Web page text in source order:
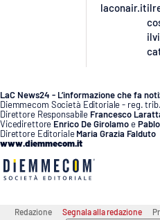
laconair.it
LaC News24 - L’informazione che fa
Diemmecom Società Editoriale - reg.
Direttore Responsabile Francesco
Vicedirettore Enrico De Girolamoe
Direttore Editoriale Maria Grazia Falduto
www.diemmecom.it
Redazione Segnala alla redazione